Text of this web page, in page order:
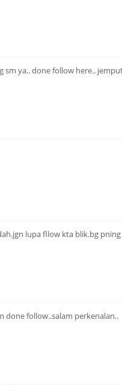
sm ya.. done follow here..
lupa fllow kta blik.bg pning
done follow..salam perkenalan..